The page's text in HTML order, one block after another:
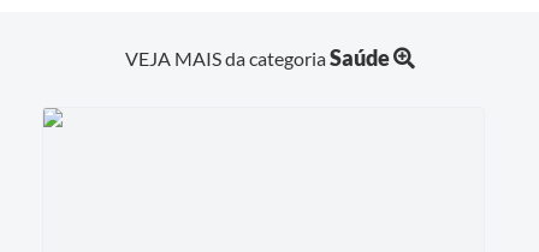
VEJA MAIS da categoriaSaúde